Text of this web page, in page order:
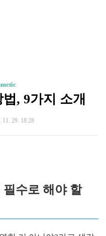
, 9가지 소개
11. 29. 18:28
수로 해야 할